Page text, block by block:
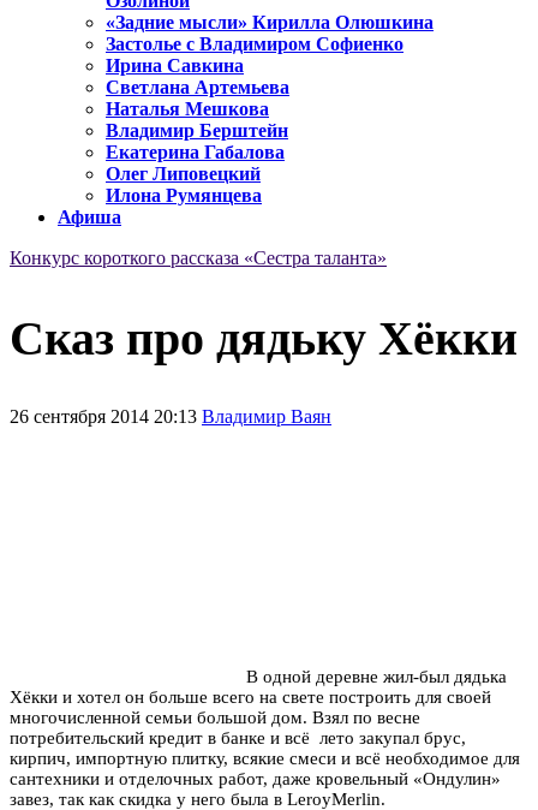
«Задние мысли» Кирилла Олюшкина
Застолье с Владимиром Софиенко
Ирина Савкина
Светлана Артемьева
Наталья Мешкова
Владимир Берштейн
Екатерина Габалова
Олег Липовецкий
Илона Румянцева
Афиша
Конкурс короткого рассказа «Сестра таланта»
Сказ про дядьку Хёкки
26 сентября 2014 20:13 Владимир Ваян
В одной деревне жил-был дядька
Хёкки и хотел он больше всего на свете построить для своей
многочисленной семьи большой дом. Взял по весне
потребительский кредит в банке и всё лето закупал брус,
кирпич, импортную плитку, всякие смеси и всё необходимое для
сантехники и отделочных работ, даже кровельный «Ондулин»
завез, так как скидка у него была в LeroyMerlin.